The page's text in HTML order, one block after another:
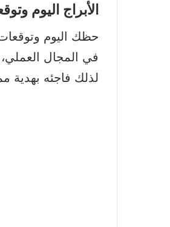
الأبراج اليوم وتوقعات
في المجال
لذلك فاجئه